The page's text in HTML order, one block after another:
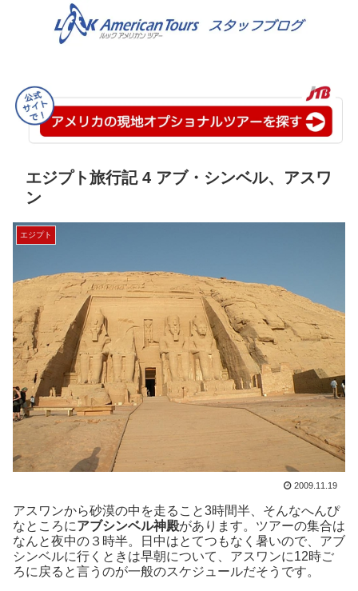
エジプト旅行記 4 アブ・シンベル、アスワ
ン
エジプト
2009.11.19
アスワンから砂漠の中を走ること3時間半、そんなへんぴ
なところにアブシンベル神殿があります。ツアーの集合は
なんと夜中の３時半。日中はとてつもなく暑いので、アブ
シンベルに行くときは早朝について、アスワンに12時ご
ろに戻ると言うのが一般のスケジュールだそうです。